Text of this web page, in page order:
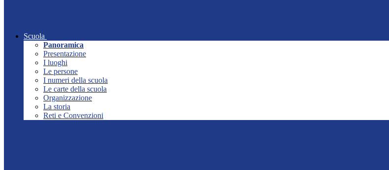
Scuola
Panoramica
Presentazione
I luoghi
Le persone
I numeri della scuola
Le carte della scuola
Organizzazione
La storia
Reti e Convenzioni